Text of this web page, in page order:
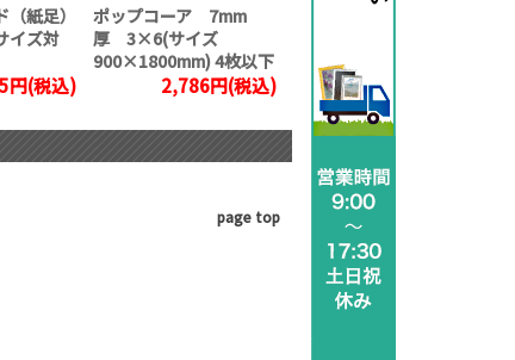
紙足）
イズ対
円(税込)
ポップコーア 7mm
厚 3×6(サイズ
900×1800mm) 4枚以下
2,786円(税込)
page top